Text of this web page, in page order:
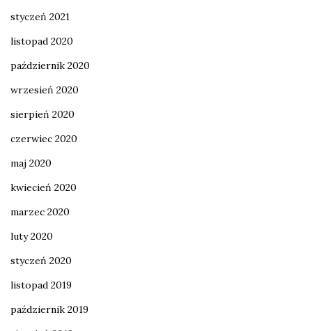
styczeń 2021
listopad 2020
październik 2020
wrzesień 2020
sierpień 2020
czerwiec 2020
maj 2020
kwiecień 2020
marzec 2020
luty 2020
styczeń 2020
listopad 2019
październik 2019